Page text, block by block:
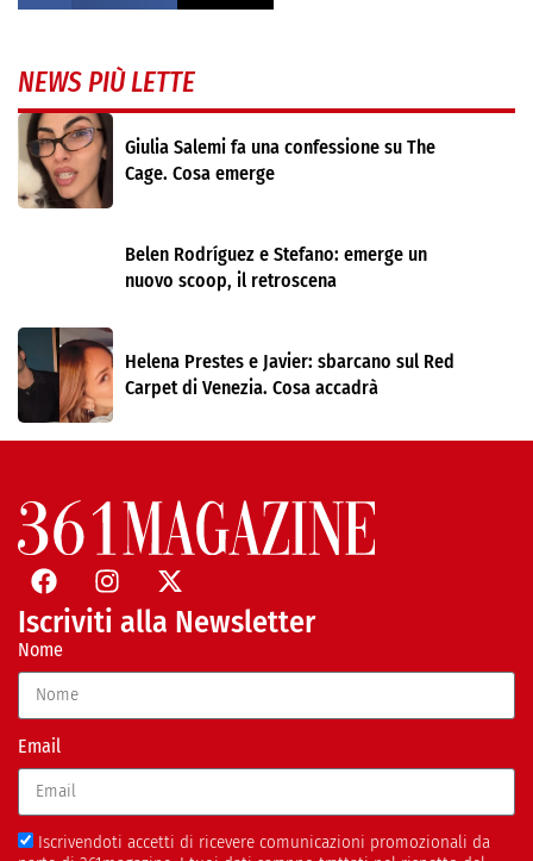
NEWS PIÙ LETTE
Giulia Salemi fa una confessione su The
Cage. Cosa emerge
Belen Rodríguez e Stefano: emerge un
nuovo scoop, il retroscena
Helena Prestes e Javier: sbarcano sul Red
Carpet di Venezia. Cosa accadrà
Iscriviti alla Newsletter
Nome
Email
Iscrivendoti accetti di ricevere comunicazioni promozionali da